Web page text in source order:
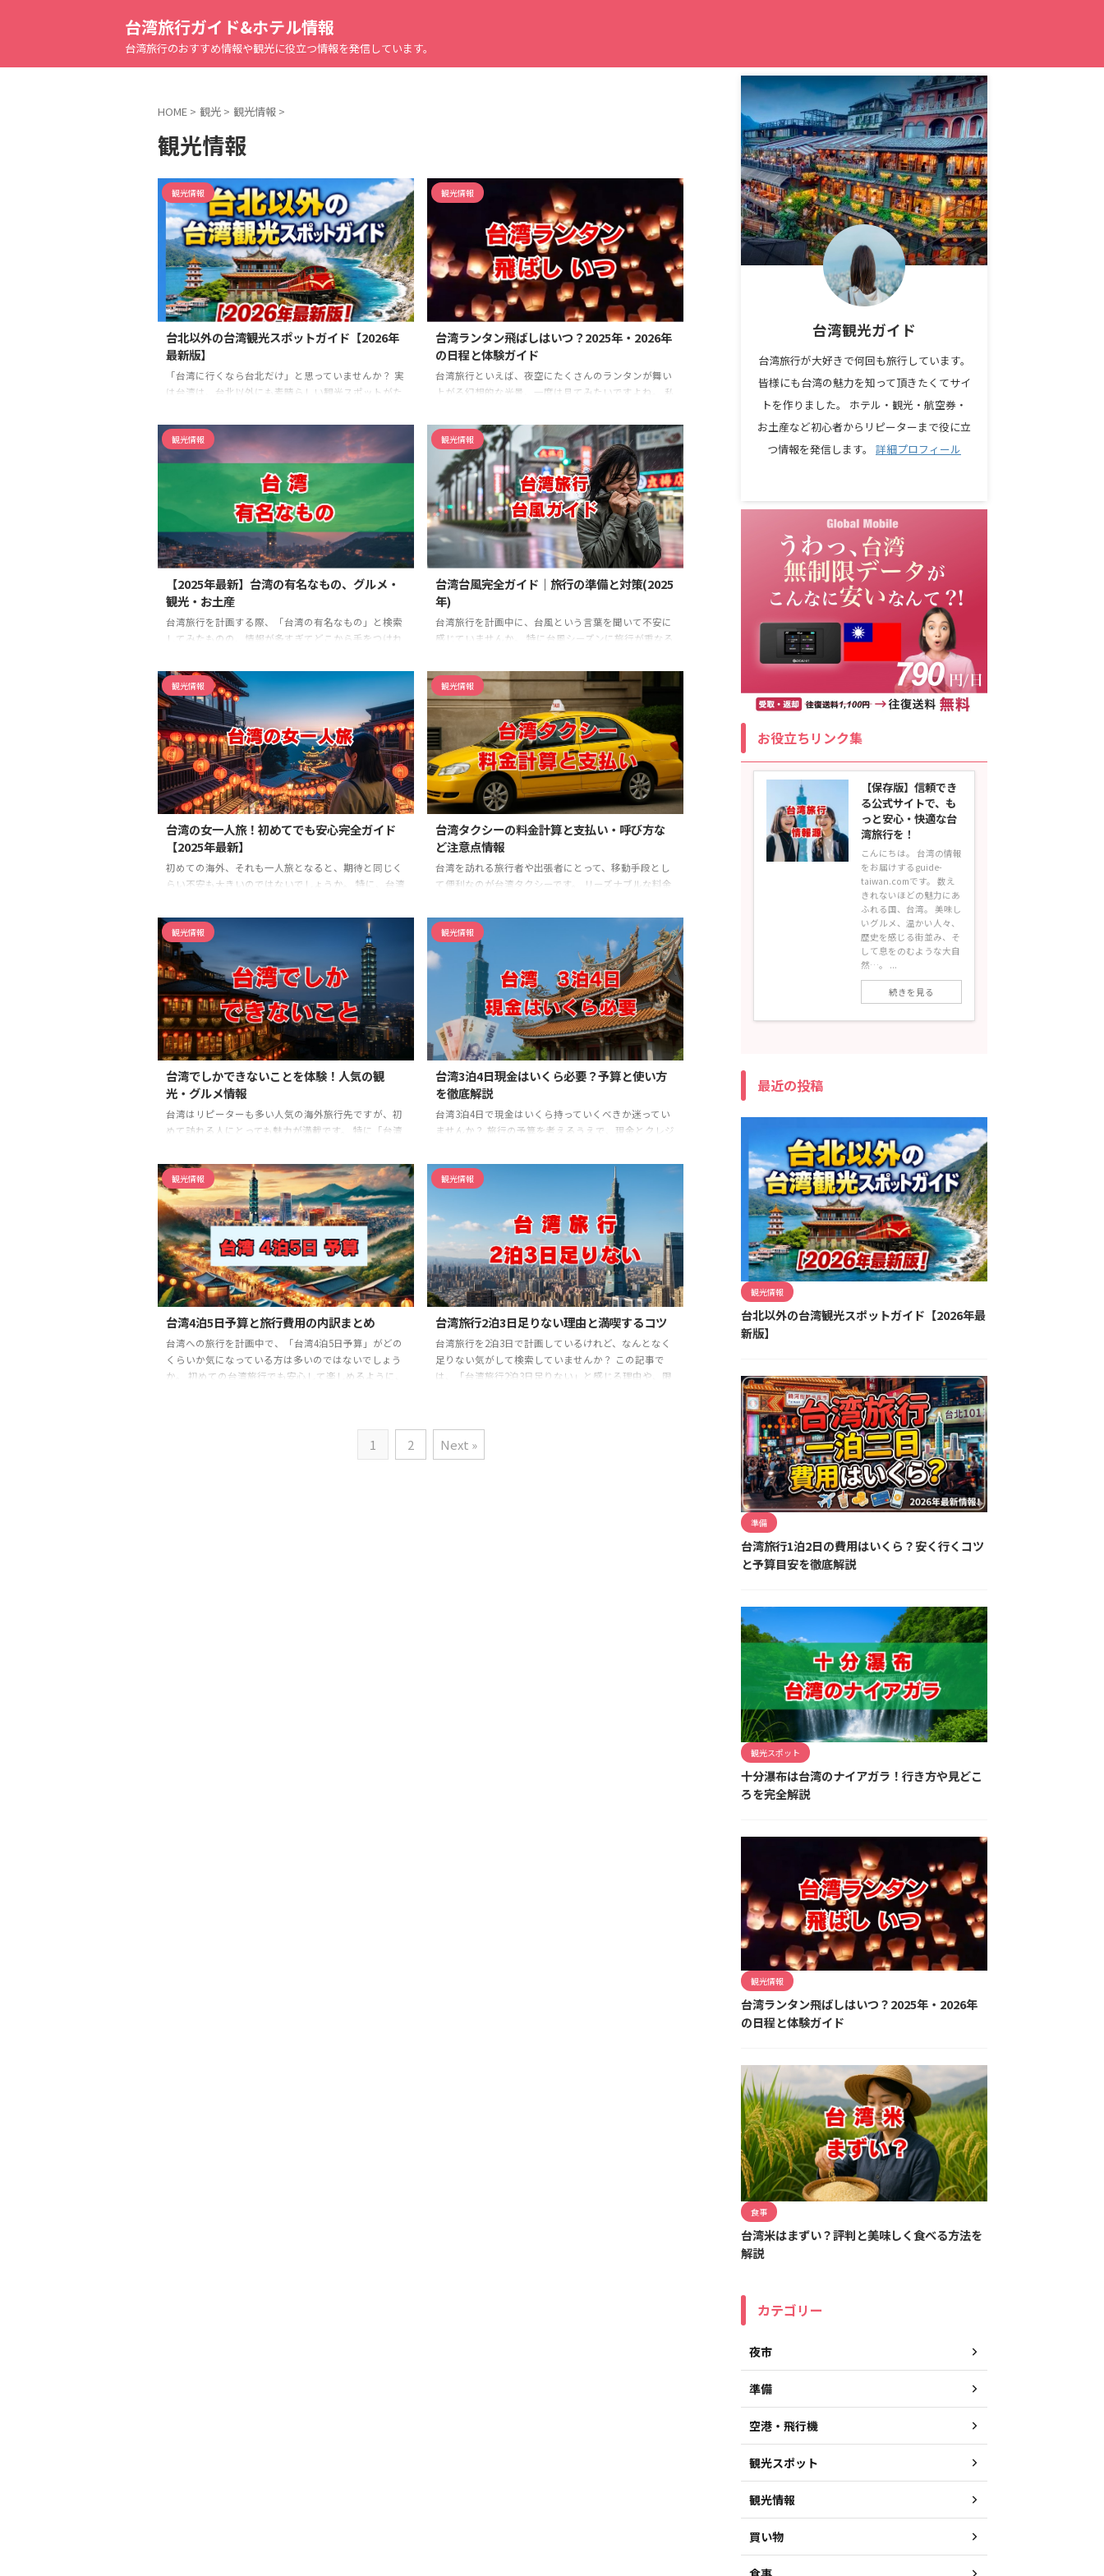
台湾旅行ガイド&ホテル情報
台湾旅行のおすすめ情報や観光に役立つ情報を発信しています。
HOME > 観光 > 観光情報 >
観光情報
観光情報
台北以外の台湾観光スポットガイド【2026年
最新版】
「台湾に行くなら台北だけ」と思っていませんか？ 実
は台湾は、台北以外にも素晴らしい観光スポットがた
国ですが、エリアごとにまったく異なる魅力を持って
いて、一度の旅行では語り切れないほどの豊かさがあ
南部の高雄・台南には歴史と港の文化が息
づき、中部の台中には「台湾のウユニ塩湖」と呼ばれ
る絶景スポットが。 東部の花蓮には息をのむほどの大
自然が広がっています。 台湾新幹線（高鐵）を使え
ば、台北から最速約90分で南部まで移動できるので、
旅の途中でサクッと訪 ...
観光情報
台湾ランタン飛ばしはいつ？2025年・2026年
の日程と体験ガイド
台湾旅行といえば、夜空にたくさんのランタンが舞い
上がる幻想的な光景、一度は見てみたいですよね。 私
「台湾のランタン飛ばしはいつ開催してるんだろ
う？」って疑問にぶつかるかなと思います。 特に2026
年の具体的な日程や、有名な平渓天燈節（へいけいて
んとうせつ）の情報は気になりますよね。 それに、ラ
ンタンフェスティバルとの違いがよく分からなかった
り、イベントの日じゃなくても「十分（じゅうふ
ん）」なら一年中体験できるって話も聞くし、実際ど
こでできるのか、台北からの ...
観光情報
【2025年最新】台湾の有名なもの、グルメ・
観光・お土産
台湾旅行を計画する際、「台湾の有名なもの」と検索
してみたものの、情報が多すぎてどこから手をつけれ
メ、息をのむような絶景が広がる観光スポット、そし
て活気あふれる夜市での食べ歩きやショッピングな
ど、台湾には魅力的な選択肢がたくさんあります。 こ
の記事では、2025年最新の情報をもとに、台湾の有名
なものを徹底的に解説します。 定番の小籠包からロー
カルな屋台飯までのグルメ情報、絶対に外せない観光
名所、さらには喜ばれること間違いなしのお土産選び
のコツまで、あなたの台 ...
観光情報
台湾台風完全ガイド｜旅行の準備と対策(2025
年)
台湾旅行を計画中に、台風という言葉を聞いて不安に
感じていませんか。 特に台風シーズンに旅行が重なる
も安全な過ごし方について、正確な情報を知りたいと
考えるのは当然のことです。 せっかくの旅行が、準備
不足で残念な結果にならないように、事前に知識を深
めておくことが大切です。 この記事では、台湾の台風
に関する基本情報から、旅行者が直面する可能性のあ
る具体的な問題について解説します。 記事のポイント
台湾の台風シーズンの基本と2025年の動向 渡航前にで
きる具体的な準 ...
観光情報
台湾の女一人旅！初めてでも安心完全ガイド
【2025年最新】
初めての海外、それも一人旅となると、期待と同じく
らい不安も大きいのではないでしょうか。 特に、台湾
から準備すれば良いのか、言葉の壁や現地の習慣に戸
惑わないかと、心配事が尽きないかもしれません。 こ
の記事は、まさにそのようなあなたのための完全ガイ
ドです。 台湾は親日的で治安も良く、日本からのアク
セスも便利なため、台湾 女一人旅 初めての目的地と
して非常に人気があります。 この記事を最後まで読め
ば、漠然とした不安が具体的な計画に変わり、自信を
持って旅の準備を進め ...
観光情報
台湾タクシーの料金計算と支払い・呼び方な
ど注意点情報
台湾を訪れる旅行者や出張者にとって、移動手段とし
て便利なのが台湾タクシーです。 リーズナブルな料金
ています。 しかし、初めての方にとっては、タクシー
の呼び方や止め方、支払い方法、料金計算の仕組みな
ど、戸惑う点も少なくありません。 近年ではUberなど
の配車アプリも普及しており、スマートフォンを使っ
た配車が主流になりつつあります。 本記事では、台湾
タクシーを利用する際の基本的な呼び方や止め方、料
金計算の仕方、便利なアプリの使い方、そして注意点
までを網羅的に解説 ...
観光情報
台湾でしかできないことを体験！人気の観
光・グルメ情報
台湾はリピーターも多い人気の海外旅行先ですが、初
めて訪れる人にとっても魅力が満載です。 特に「台湾
ではの体験が数多く用意されています。 たとえば、夜
市での食べ歩きや、地元グルメを堪能するひととき
は、日本では味わえない刺激に満ちています。 また、
観光だけでなく、現地の人々とのふれあいや伝統文化
に触れる体験も旅の大きな魅力です。 この記事では、
初心者でも安心して楽しめる「台湾でしかできないこ
と」をテーマに、厳選したスポットやグルメ、体験を
ご紹介します。
台湾で ...
観光情報
台湾3泊4日現金はいくら必要？予算と使い方
を徹底解説
台湾3泊4日で現金はいくら持っていくべきか迷ってい
ませんか？ 旅行の予算を考えるうえで、現金とクレジ
人が悩むポイントです。 この記事では、台湾3泊4日現
金の具体的な使い道や日数別・スタイル別の予算の目
安、現金が必要な場面、クレジットカードとの上手な
併用方法などをわかりやすく紹介します。 安心で快適
な台湾旅行のために、しっかり準備を進めましょう。
台湾3泊4日で必要な現金の具体的な金額
現金と
クレジットカードの使い分け方
両替やATM利用のベ
ストな方法 ...
観光情報
台湾4泊5日予算と旅行費用の内訳まとめ
台湾への旅行を計画中で、「台湾4泊5日予算」がどの
くらいか気になっている方は多いのではないでしょう
か。 初めての台湾旅行でも安心して楽しめるように、
費、通信費などを細かく解説。 費用を抑えるコツやベ
ストシーズンもあわせて掲載しており、これから台湾
観光情報
台湾旅行2泊3日足りない理由と満喫するコツ
台湾旅行を2泊3日で計画しているけれど、なんとなく
足りない気がして検索していませんか？ この記事で
は、「台湾旅行2泊3日足りない」と感じる理由や、限
なのかといった実用的な情報も盛り込んでいます。 初
めての台湾旅行でも安心して楽しめるよう、役立つヒ
1 2 Next »
台湾観光ガイド
台湾旅行が大好きで何回も旅行しています。
皆様にも台湾の魅力を知って頂きたくてサイ
トを作りました。 ホテル・観光・航空券・
お土産など初心者からリピーターまで役に立
つ情報を発信します。 詳細プロフィール
お役立ちリンク集
【保存版】信頼でき
る公式サイトで、も
っと安心・快適な台
湾旅行を！
こんにちは。 台湾の情報
をお届けするguide-
taiwan.comです。 数え
きれないほどの魅力にあ
ふれる国、台湾。 美味し
いグルメ、温かい人々、
歴史を感じる街並み、そ
して息をのむような大自
然…。 ...
続きを見る
最近の投稿
観光情報
台北以外の台湾観光スポットガイド【2026年最
新版】
準備
台湾旅行1泊2日の費用はいくら？安く行くコツ
と予算目安を徹底解説
観光スポット
十分瀑布は台湾のナイアガラ！行き方や見どこ
ろを完全解説
観光情報
台湾ランタン飛ばしはいつ？2025年・2026年
の日程と体験ガイド
食事
台湾米はまずい？評判と美味しく食べる方法を
解説
カテゴリー
夜市
準備
空港・飛行機
観光スポット
観光情報
買い物